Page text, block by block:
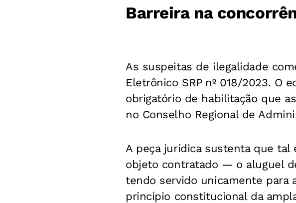
Barreira na
As suspeitas de ilegalidade
Eletrônico SRP nº 018/2023. O
obrigatório de habilitação que
no Conselho Regional de
A peça jurídica sustenta que
objeto contratado — o aluguel
tendo servido unicamente para
princípio constitucional da